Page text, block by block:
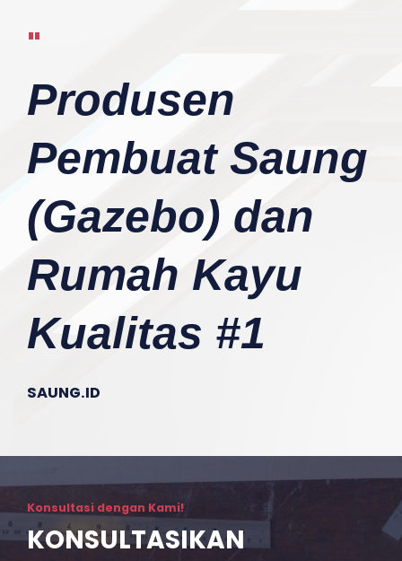
"
Produsen
Pembuat Saung
(Gazebo) dan
Rumah Kayu
Kualitas #1
SAUNG.ID
Konsultasi dengan Kami!
KONSULTASIKAN